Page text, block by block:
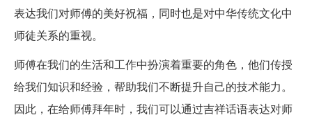
表达我们对师傅的美好祝福，同时也是对中华传统文化中
师徒关系的重视。
师傅在我们的生活和工作中扮演着重要的角色，他们传授
给我们知识和经验，帮助我们不断提升自己的技术能力。
因此，在给师傅拜年时，我们可以通过吉祥话语表达对师